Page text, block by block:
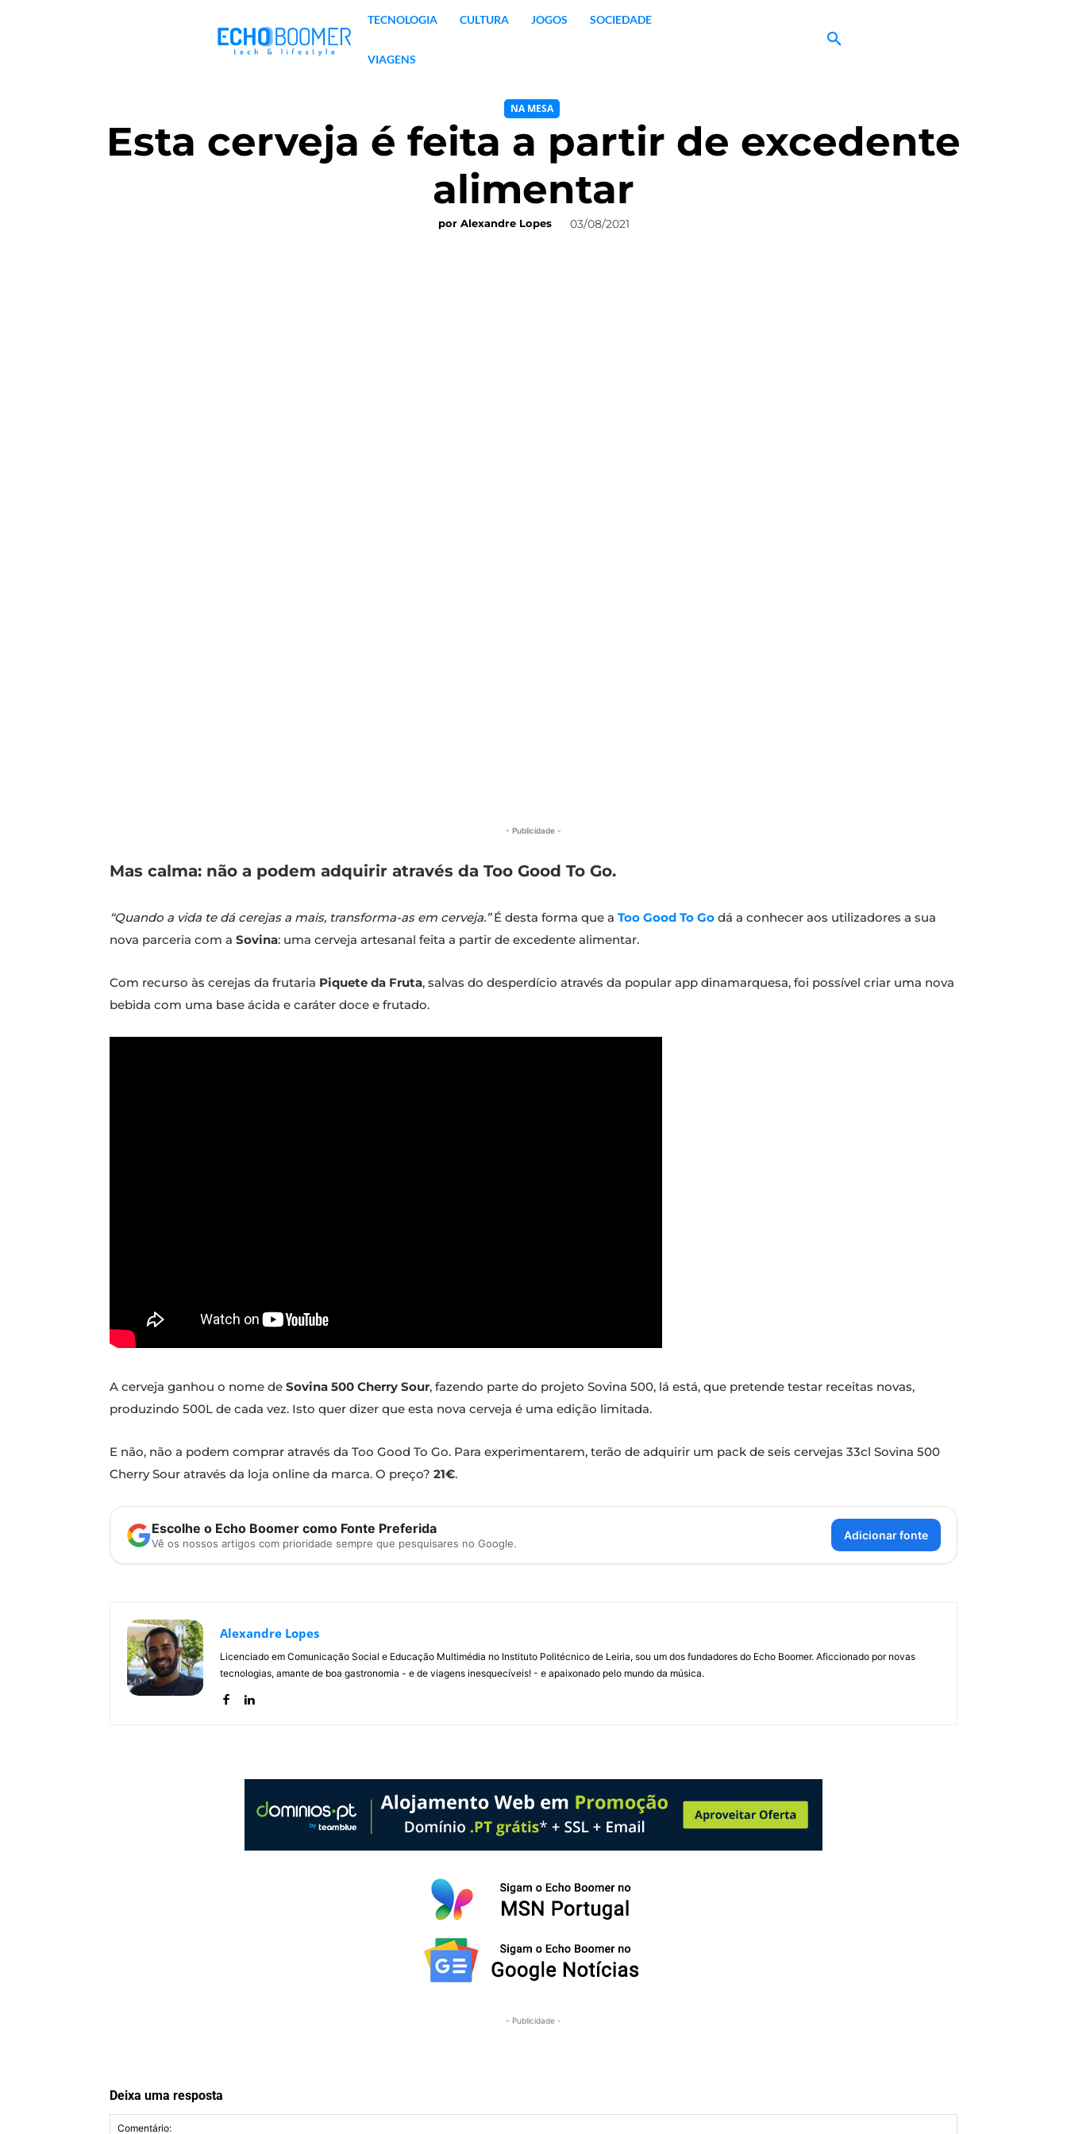
TECNOLOGIA CULTURA JOGOS SOCIEDADE
VIAGENS
NA MESA
Esta cerveja é feita a partir de excedente
alimentar
por Alexandre Lopes 03/08/2021
- Publicidade -
Mas calma: não a podem adquirir através da Too Good To Go.
“Quando a vida te dá cerejas a mais, transforma-as em cerveja.”É desta forma que a Too Good To Go dá a conhecer aos utilizadores a sua
nova parceria com a Sovina: uma cerveja artesanal feita a partir de excedente alimentar.
Com recurso às cerejas da frutaria Piquete da Fruta, salvas do desperdício através da popular app dinamarquesa, foi possível criar uma nova
bebida com uma base ácida e caráter doce e frutado.
A cerveja ganhou o nome de Sovina 500 Cherry Sour, fazendo parte do projeto Sovina 500, lá está, que pretende testar receitas novas,
produzindo 500L de cada vez. Isto quer dizer que esta nova cerveja é uma edição limitada.
E não, não a podem comprar através da Too Good To Go. Para experimentarem, terão de adquirir um pack de seis cervejas 33cl Sovina 500
Cherry Sour através da loja online da marca. O preço? 21€.
Escolhe o Echo Boomer como Fonte Preferida
Vê os nossos artigos com prioridade sempre que pesquisares no Google.
Adicionar fonte
Alexandre Lopes
Licenciado em Comunicação Social e Educação Multimédia no Instituto Politécnico de Leiria, sou um dos fundadores do Echo Boomer. Aficcionado por novas
tecnologias, amante de boa gastronomia - e de viagens inesquecíveis! - e apaixonado pelo mundo da música.
- Publicidade -
Deixa uma resposta